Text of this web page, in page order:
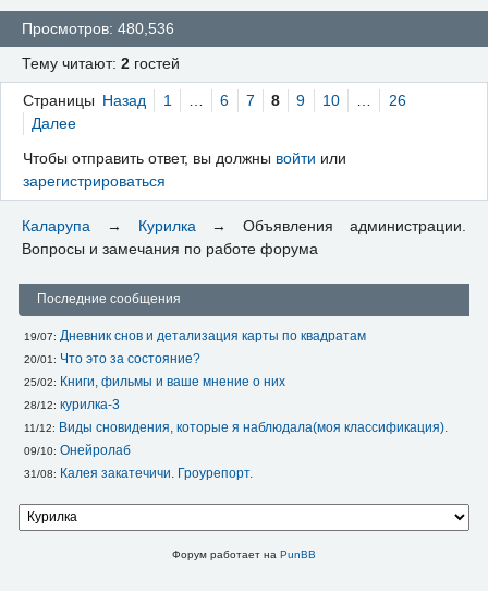
Просмотров: 480,536
Тему читают: 2 гостей
Страницы Назад 1 6 7 8 9 10
26
Далее
Чтобы отправить ответ, вы должны войти или
зарегистрироваться
Каларупа → Курилка →Объявления администрации.
Вопросы и замечания по работе форума
Последние сообщения
19/07: Дневник снов и детализация карты по квадратам
20/01: Что это за состояние?
25/02: Книги, фильмы и ваше мнение о них
28/12: курилка-3
11/12: Виды сновидения, которые я наблюдала(моя классификация).
09/10: Онейролаб
31/08: Калея закатечичи. Гроурепорт.
Форум работает на PunBB